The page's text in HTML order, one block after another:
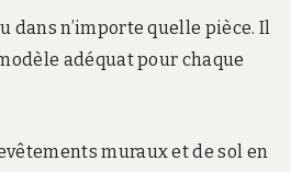
dans n’importe quelle pièce. Il
adéquat pour chaque
muraux et de sol en